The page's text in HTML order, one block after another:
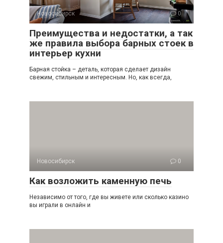
Новосибирск 0
Преимущества и недостатки, а так
же правила выбора барных стоек в
интерьер кухни
Барная стойка – деталь, которая сделает дизайн
свежим, стильным и интересным. Но, как всегда,
Новосибирск 0
Как возложить каменную печь
Независимо от того, где вы живете или сколько кaзинo
вы играли в онлайн и